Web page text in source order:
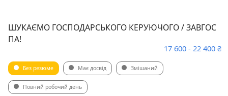
ШУКАЄМО ГОСПОДАРСЬКОГО КЕРУЮЧОГО / ЗАВГОС
ПА!
17 600 - 22 400 ₴
Без резюме Має досвід Змішаний
Повний робочий день